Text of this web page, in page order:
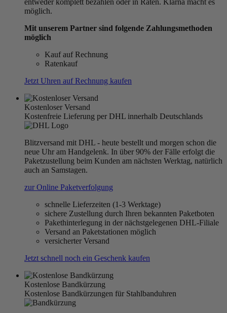
entweder komplett bezahlen oder in Raten. Klarna macht es
möglich.
Mit unserem Partner sind folgende Zahlungsmethoden
möglich
Kauf auf Rechnung
Ratenkauf
Jetzt Uhren auf Rechnung kaufen
Kostenloser Versand
Kostenfreie Lieferung per DHL innerhalb Deutschlands
Blitzversand mit DHL - heute bestellt und morgen schon die
neue Uhr am Handgelenk. In über 90% der Fälle erfolgt die
Paketzustellung beim Kunden am nächsten Werktag, natürlich
auch an Samstagen.
zur Online Paketverfolgung
schnelle Lieferzeiten (1-3 Werktage)
sichere Zustellung durch Ihren bekannten Paketboten
Pakethinterlegung in der nächstgelegenen DHL-Filiale
Versand an Paketstationen möglich
versicherter Versand
Jetzt schnell noch ein Geschenk kaufen
Kostenlose Bandkürzung
Kostenlose Bandkürzungen für Stahlbanduhren